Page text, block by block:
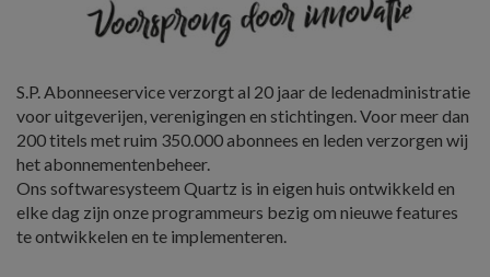
S.P. Abonneeservice verzorgt al 20 jaar de ledenadministratie
voor uitgeverijen, verenigingen en stichtingen. Voor meer dan
200 titels met ruim 350.000 abonnees en leden verzorgen wij
het abonnementenbeheer.
Ons softwaresysteem Quartz is in eigen huis ontwikkeld en
elke dag zijn onze programmeurs bezig om nieuwe features
te ontwikkelen en te implementeren.